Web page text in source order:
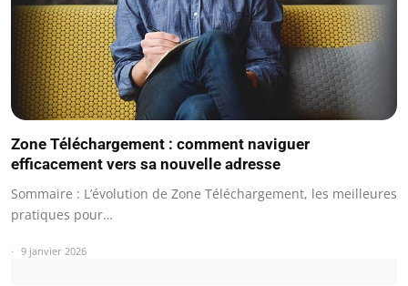
Zone Téléchargement : comment naviguer
efficacement vers sa nouvelle adresse
Sommaire : L’évolution de Zone Téléchargement, les meilleures
pratiques pour…
9 janvier 2026